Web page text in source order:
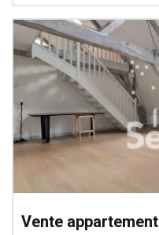
Vente appartement